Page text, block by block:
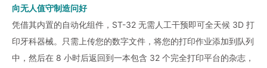
向无人值守制造问好
凭借其内置的自动化组件，ST-32 无需人工干预即可全天候 3D 打
印牙科器械。只需上传您的数字文件，将您的打印作业添加到队列
中，然后在 8 小时后返回到一本包含 32 个完全打印平台的杂志，